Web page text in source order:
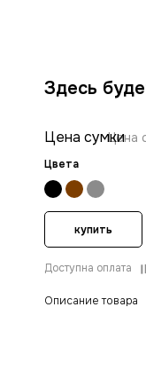
Описание товара
Цена
Цена сумки
Цвета
Здесь
купить
Доступна оплата